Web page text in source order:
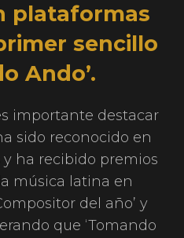
plataformas
sencillo
Ando’.
importante destacar
sido reconocido en
ha recibido premios
música latina en
del año’ y
que ‘Tomando